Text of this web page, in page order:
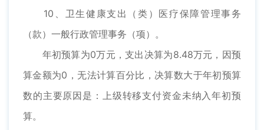
10、卫生健康支出（类）医疗保障管理事务
（款）一般行政管理事务（项）。
年初预算为0万元，支出决算为8.48万元，因预
算金额为0，无法计算百分比，决算数大于年初预算
数的主要原因是：上级转移支付资金未纳入年初预
算。